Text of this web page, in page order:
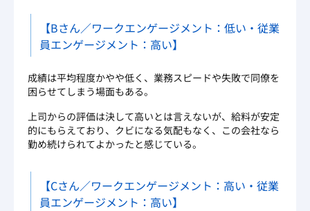
【Bさん／ワークエンゲージメント：低い・従業
員エンゲージメント：高い】
成績は平均程度かやや低く、業務スピードや失敗で同僚を
困らせてしまう場面もある。
上司からの評価は決して高いとは言えないが、給料が安定
的にもらえており、クビになる気配もなく、この会社なら
勤め続けられてよかったと感じている。
【Cさん／ワークエンゲージメント：高い・従業
員エンゲージメント：高い】